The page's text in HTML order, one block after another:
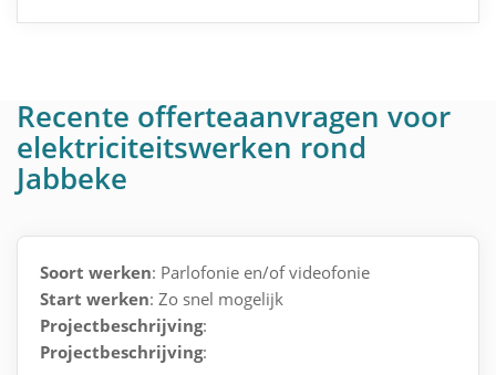
Recente offerteaanvragen voor
elektriciteitswerken rond
Jabbeke
Soort werken: Parlofonie en/of videofonie
Start werken: Zo snel mogelijk
Projectbeschrijving:
Projectbeschrijving: